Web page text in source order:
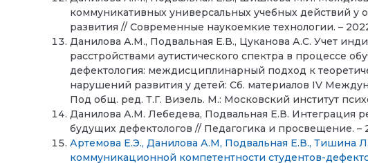
коммуникативных универсальных учебных действий у
развития // Современные наукоемкие технологии. –
Данилова А.М., Подвальная Е.В., Цуканова А.С. Учет
расстройствами аутистического спектра в процессе
дефектология: междисциплинарный подход к
нарушений развития у детей: Сб. материалов IV
Под общ. ред. Т.Г. Визель. М.: Московский институт
Данилова А.М. Лебедева, Подвальная Е.В. Интеграция
будущих дефектологов // Педагогика и просвещение. –
Артемова Е.Э., Данилова А.М, Подвальная Е.В., Тишина
коммуникационной компетентности студентов-